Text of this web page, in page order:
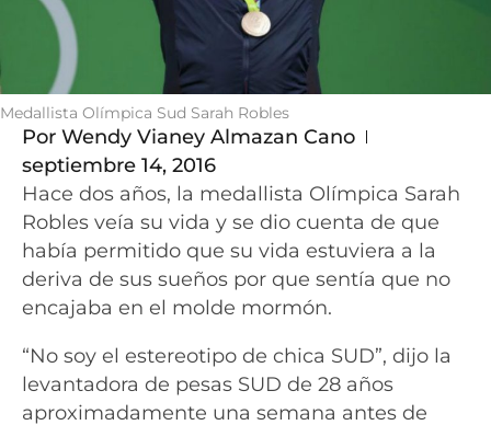
Medallista Olímpica Sud Sarah Robles
Por Wendy Vianey Almazan Cano
septiembre 14, 2016
Hace dos años, la medallista Olímpica Sarah
Robles veía su vida y se dio cuenta de que
había permitido que su vida estuviera a la
deriva de sus sueños por que sentía que no
encajaba en el molde mormón.
“No soy el estereotipo de chica SUD”, dijo la
levantadora de pesas SUD de 28 años
aproximadamente una semana antes de